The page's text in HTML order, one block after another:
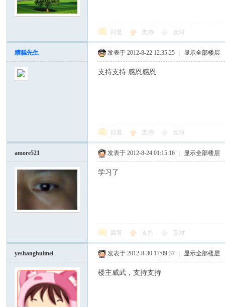
回复 支持 反对
糟糕先生 发表于 2012-8-22 12:35:25 显示全部楼层
支持支持.感恩感恩.
回复 支持 反对
amore521 发表于 2012-8-24 01:15:16 显示全部楼层
学习了
回复 支持 反对
yeshanghuimei 发表于 2012-8-30 17:09:37 显示全部楼层
楼主威武，支持支持